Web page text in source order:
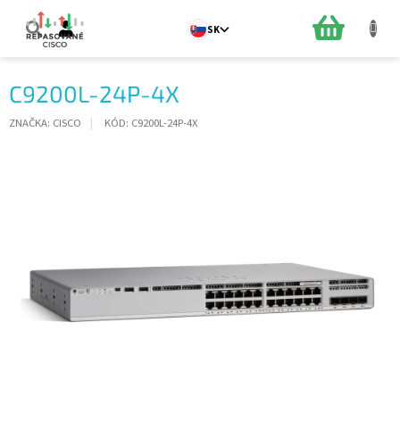
obsah
SK
C9200L-24P-4X
ZNAČKA: CISCO KÓD: C9200L-24P-4X